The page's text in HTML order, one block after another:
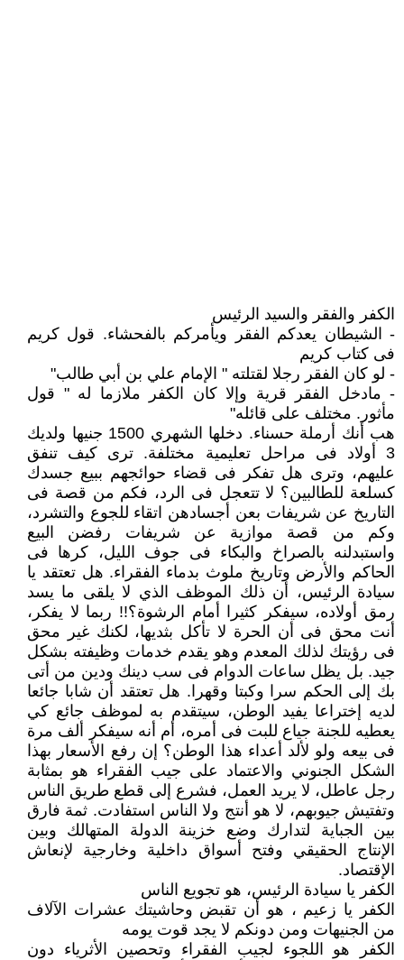
الكفر والفقر والسيد الرئيس
- الشيطان يعدكم الفقر ويأمركم بالفحشاء. قول كريم
فى كتاب كريم
- لو كان الفقر رجلا لقتلته " الإمام علي بن أبي طالب"
- مادخل الفقر قرية وإلا كان الكفر ملازما له " قول
مأثور. مختلف على قائله"
هب أنك أرملة حسناء. دخلها الشهري 1500 جنيها ولديك
3 أولاد فى مراحل تعليمية مختلفة. ترى كيف تنفق
عليهم، وترى هل تفكر فى قضاء حوائجهم ببيع جسدك
كسلعة للطالبين؟ لا تتعجل فى الرد، فكم من قصة فى
التاريخ عن شريفات بعن أجسادهن اتقاء للجوع والتشرد،
وكم من قصة موازية عن شريفات رفضن البيع
واستبدلنه بالصراخ والبكاء فى جوف الليل، كرها فى
الحاكم والأرض وتاريخ ملوث بدماء الفقراء. هل تعتقد يا
سيادة الرئيس، أن ذلك الموظف الذي لا يلقى ما يسد
رمق أولاده، سيفكر كثيرا أمام الرشوة؟!! ربما لا يفكر،
أنت محق فى أن الحرة لا تأكل بثديها، لكنك غير محق
فى رؤيتك لذلك المعدم وهو يقدم خدمات وظيفته بشكل
جيد. بل يظل ساعات الدوام فى سب دينك ودين من أتى
بك إلى الحكم سرا وكبتا وقهرا. هل تعتقد أن شابا جائعا
لديه إختراعا يفيد الوطن، سيتقدم به لموظف جائع كي
يعطيه للجنة جياع للبت فى أمره، أم أنه سيفكر ألف مرة
فى بيعه ولو لألد أعداء هذا الوطن؟ إن رفع الأسعار بهذا
الشكل الجنوني والاعتماد على جيب الفقراء هو بمثابة
رجل عاطل، لا يريد العمل، فشرع إلى قطع طريق الناس
وتفتيش جيوبهم، لا هو أنتج ولا الناس استفادت. ثمة فارق
بين الجباية لتدارك وضع خزينة الدولة المتهالك وبين
الإنتاج الحقيقي وفتح أسواق داخلية وخارجية لإنعاش
الإقتصاد.
الكفر يا سيادة الرئيس، هو تجويع الناس
الكفر يا زعيم ، هو أن تقبض وحاشيتك عشرات الآلاف
من الجنيهات ومن دونكم لا يجد قوت يومه
الكفر هو اللجوء لجيب الفقراء وتحصين الأثرياء دون